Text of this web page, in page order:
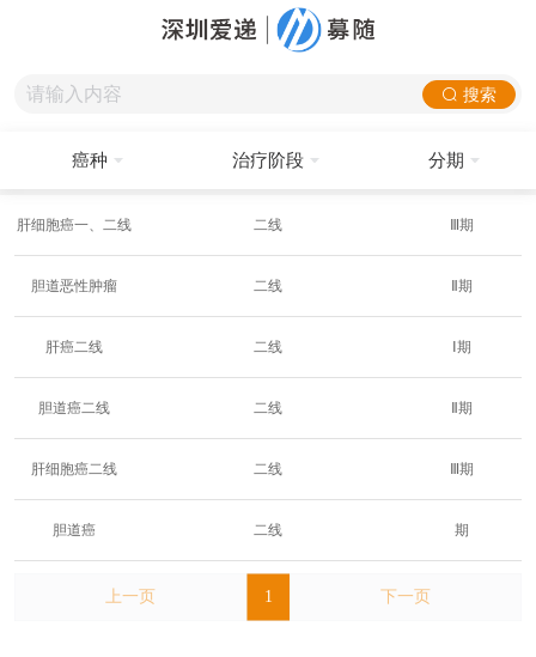
搜索
癌种 治疗阶段 分期
肝细胞癌一、二线 二线 Ⅲ期
胆道恶性肿瘤 二线 Ⅱ期
肝癌二线 二线 Ⅰ期
胆道癌二线 二线 Ⅱ期
肝细胞癌二线 二线 Ⅲ期
胆道癌 二线 期
上一页 1 下一页